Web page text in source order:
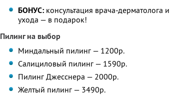
БОНУС: консультация врача-
ухода — в подарок!
Пилинг на выбор
Миндальный пилинг — 1200р.
Салициловый пилинг — 1590р.
Пилинг Джесснера — 2000р.
Желтый пилинг — 3490р.